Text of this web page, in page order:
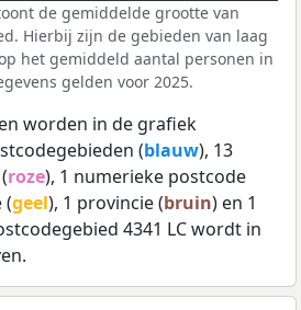
de gemiddelde grootte van
Hierbij zijn de gebieden van laag
het gemiddeld aantal personen in
gelden voor 2025.
worden in de grafiek
(blauw), 13
roze), 1 numerieke postcode
(geel), 1 provincie (bruin) en 1
4341 LC wordt in